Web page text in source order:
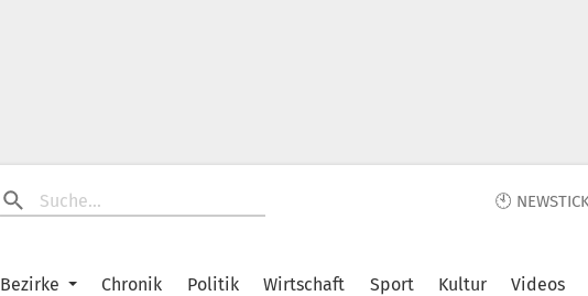
🕙
Bezirke Chronik Politik Wirtschaft Sport Kultur Videos